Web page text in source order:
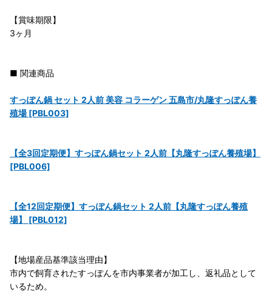
【賞味期限】
3ヶ月
■ 関連商品
すっぽん鍋 セット 2人前 美容 コラーゲン 五島市/丸隆すっぽん養
殖場 [PBL003]
【全3回定期便】すっぽん鍋セット 2人前【丸隆すっぽん養殖場】
[PBL006]
【全12回定期便】すっぽん鍋セット 2人前【丸隆すっぽん養殖
場】 [PBL012]
【地場産品基準該当理由】
市内で飼育されたすっぽんを市内事業者が加工し、返礼品として
いるため。